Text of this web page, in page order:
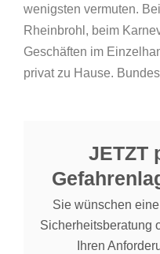
wenigsten vermuten.
Rheinbrohl, beim
Geschäften im
privat zu Hause.
JETZT
Sie wünschen
Sicherheitsberatung
Ihren